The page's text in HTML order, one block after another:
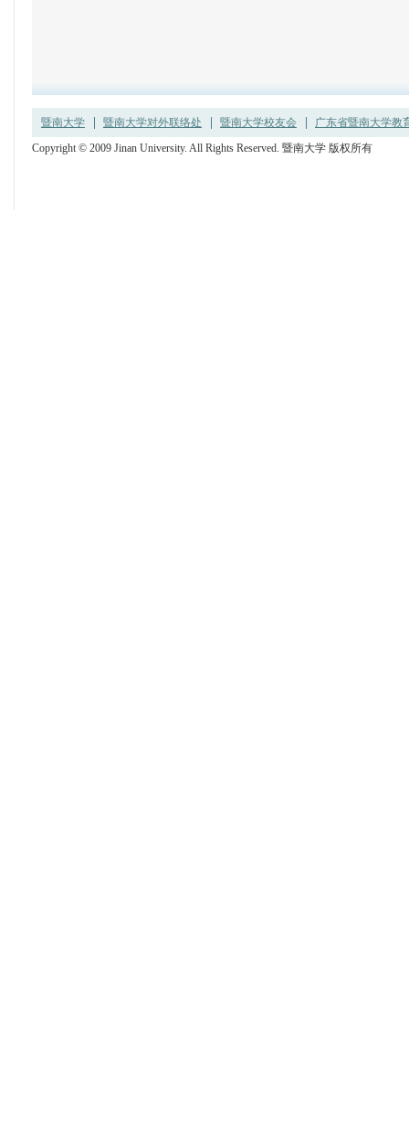
暨南大学 暨南大学对外联络处 暨南大学校友会
广东省暨南大学教
Copyright © 2009 Jinan University. All Rights Reserved. 暨南大学 版权所有